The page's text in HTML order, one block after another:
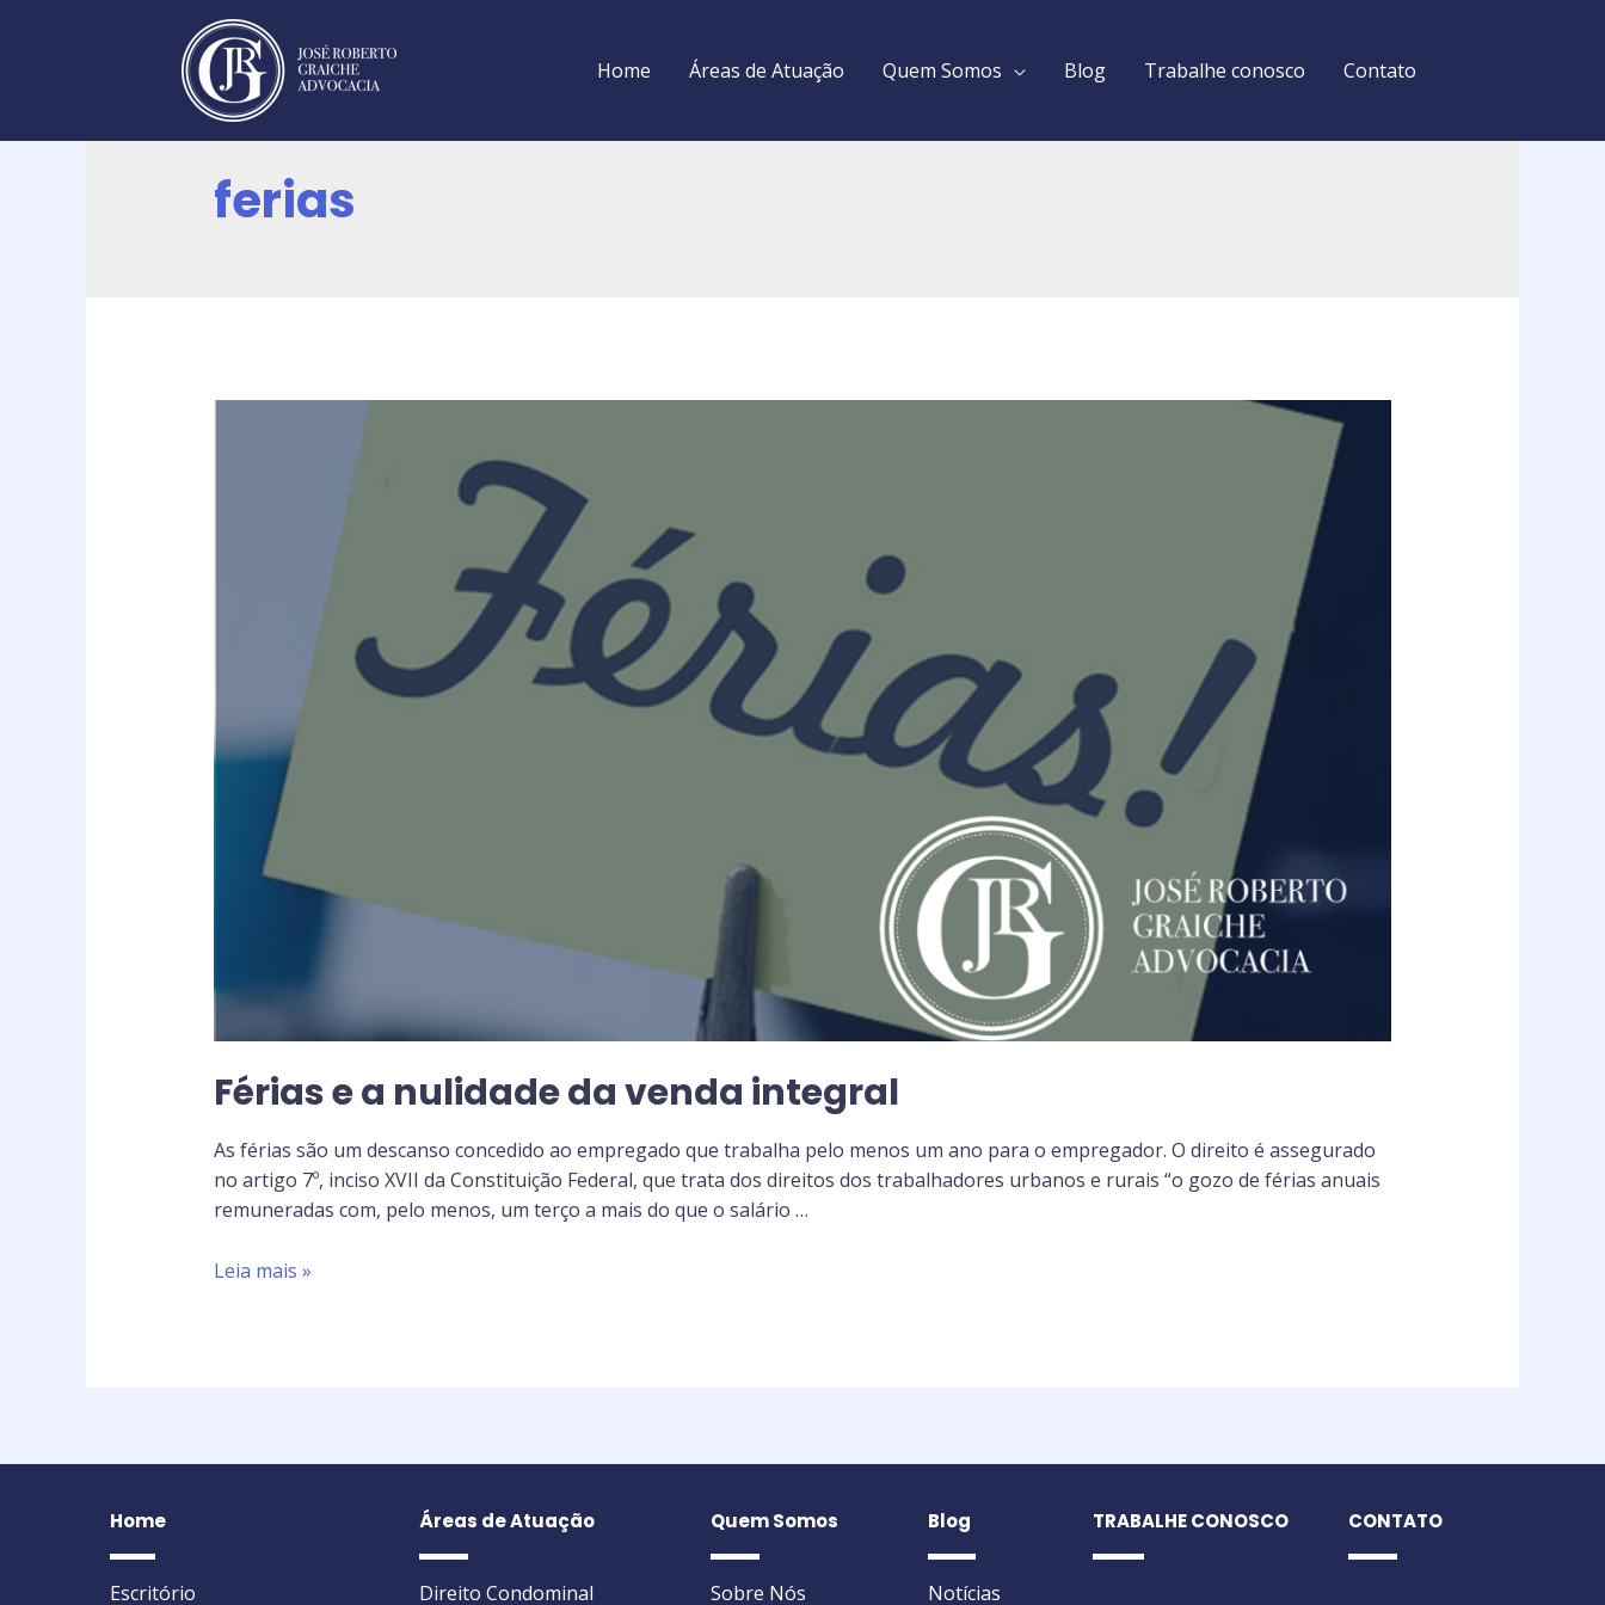
Home Áreas de Atuação Quem Somos Blog Trabalhe conosco Contato
ferias
Férias e a nulidade da venda integral
As férias são um descanso concedido ao empregado que trabalha pelo menos um ano para o empregador. O direito é assegurado
no artigo 7º, inciso XVII da Constituição Federal, que trata dos direitos dos trabalhadores urbanos e rurais “o gozo de férias anuais
remuneradas com, pelo menos, um terço a mais do que o salário …
Leia mais »
Home
Escritório
Áreas de Atuação
Direito Condominal
Quem Somos
Sobre Nós
Blog
Notícias
TRABALHE CONOSCO CONTATO